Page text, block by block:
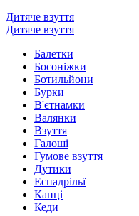
Дитяче взуття
Дитяче взуття
Балетки
Босоніжки
Ботильйони
Бурки
В'єтнамки
Валянки
Взуття
Галоші
Гумове взуття
Дутики
Еспадрільї
Капці
Кеди